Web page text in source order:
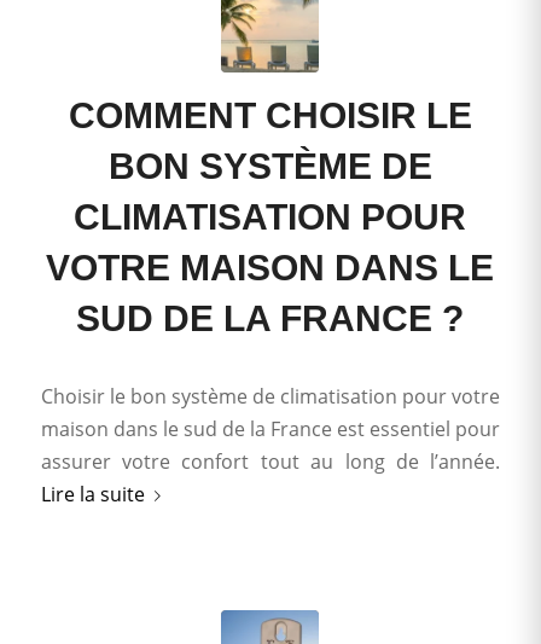
COMMENT CHOISIR LE
BON SYSTÈME DE
CLIMATISATION POUR
VOTRE MAISON DANS LE
SUD DE LA FRANCE ?
Choisir le bon système de climatisation pour votre
maison dans le sud de la France est essentiel pour
assurer votre confort tout au long de l’année.
Lire la suite